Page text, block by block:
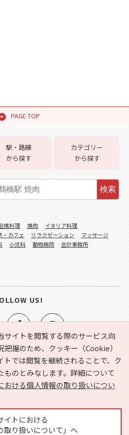
PAGE TOP
サイトを閲覧する際のサービス向
把握のため、クッキー（Cookie）
トでは閲覧を継続されることで、ク
ものとみなします。詳細について
おける個人情報の取り扱いについ
イトにおける
取り扱いについて」へ
は？ お気に入り
ヘルプ
取り扱いについて
運営会社
掲載に関するお問い合わせ
駅・路線
から探す
カテゴリー
から探す
検索
席料理 焼肉
イタリア料理
・カフェ リラクゼーション
マッサージ
小児科 動物病院
会計事務所
US!